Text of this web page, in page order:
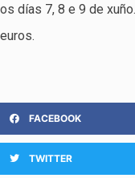
os días 7, 8 e 9 de
euros.
FACEBOOK
TWITTER